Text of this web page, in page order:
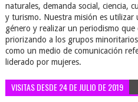
naturales, demanda social, ciencia,
y turismo. Nuestra misión es utilizar
género y realizar un periodismo
priorizando a los grupos
como un medio de comunicación
liderado por mujeres.
VISITAS DESDE 24 DE JULIO DE 2019